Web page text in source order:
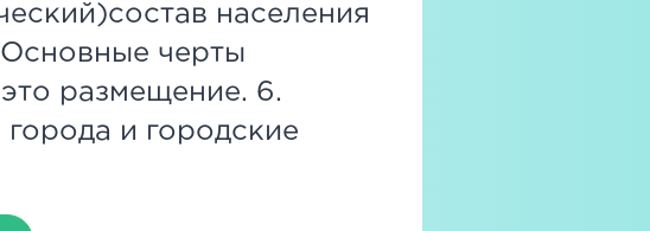
населения
черты
размещение. 6.
и городские